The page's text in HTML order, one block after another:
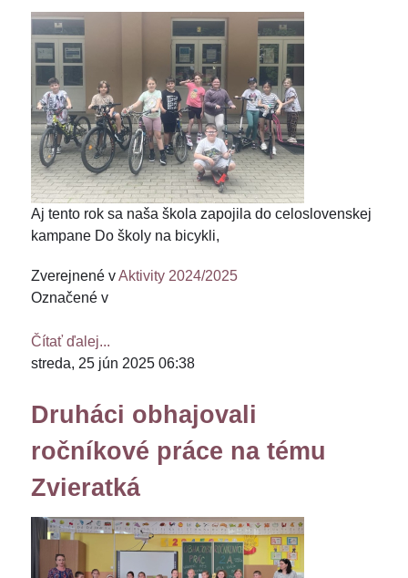
Aj tento rok sa naša škola zapojila do celoslovenskej
kampane Do školy na bicykli,
Zverejnené vAktivity 2024/2025
Označené v
Čítať ďalej...
streda, 25 jún 2025 06:38
Druháci obhajovali
ročníkové práce na tému
Zvieratká